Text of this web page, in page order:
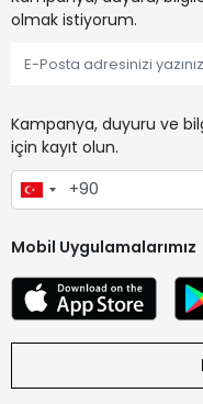
olmak istiyorum.
Kampanya, duyuru ve
için kayıt olun.
Mobil Uygulamalarımız